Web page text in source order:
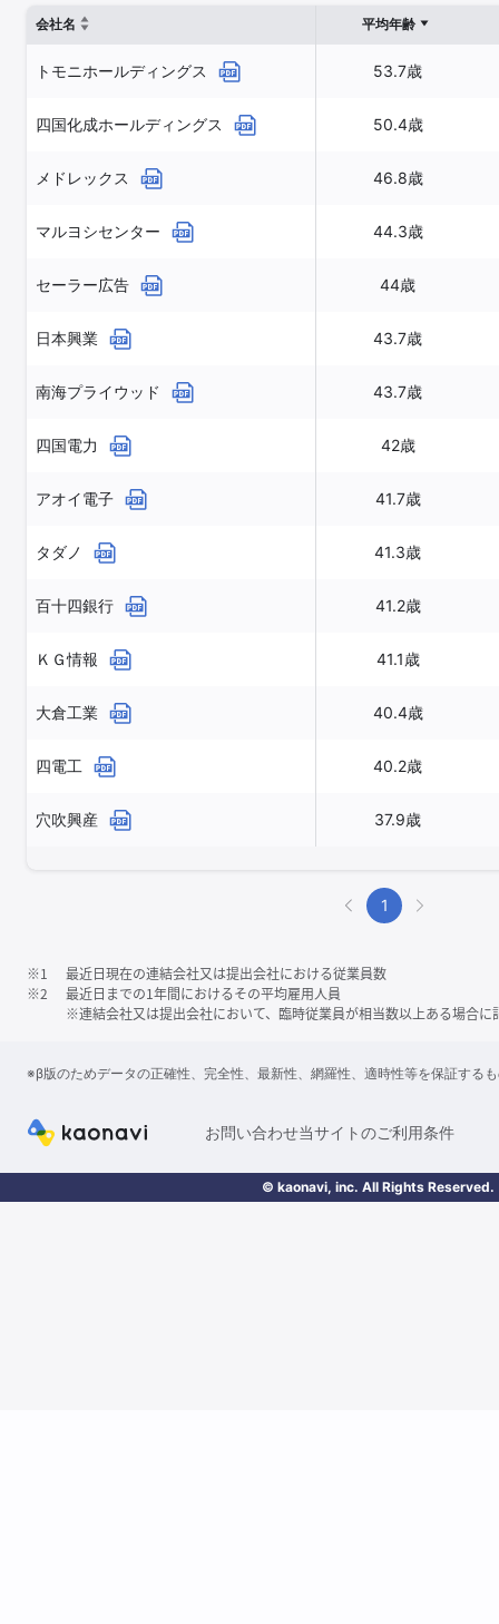
会社名
平均年齢
トモニホールディングス 53.7歳
四国化成ホールディングス 50.4歳
メドレックス 46.8歳
マルヨシセンター 44.3歳
セーラー広告 44歳
日本興業 43.7歳
南海プライウッド 43.7歳
四国電力 42歳
アオイ電子 41.7歳
タダノ 41.3歳
百十四銀行 41.2歳
ＫＧ情報 41.1歳
大倉工業 40.4歳
四電工 40.2歳
穴吹興産 37.9歳
1
※1
最近日現在の連結会社又は提出会社における従業員数
※2
最近日までの1年間におけるその平均雇用人員
※連結会社又は提出会社において、臨時従業員が相当数以上ある場合に
※β版のためデータの正確性、完全性、最新性、網羅性、適時性等を保証する
お問い合わせ当サイトのご利用条件
© kaonavi, inc. All Rights Reserved.